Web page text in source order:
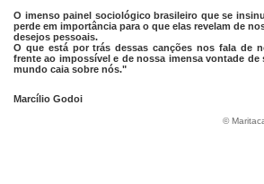
O imenso painel sociológico brasileiro que se
perde em importância para o que elas revelam de
desejos pessoais.
O que está por trás dessas canções nos fala de
frente ao impossível e de nossa imensa vontade
mundo caia sobre nós."
Marcílio Godoi
©